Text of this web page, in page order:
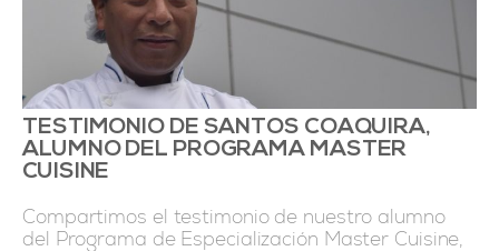
TESTIMONIO DE SANTOS COAQUIRA,
ALUMNO DEL PROGRAMA MASTER
CUISINE
Compartimos el testimonio de nuestro alumno
del Programa de Especialización Master Cuisine,